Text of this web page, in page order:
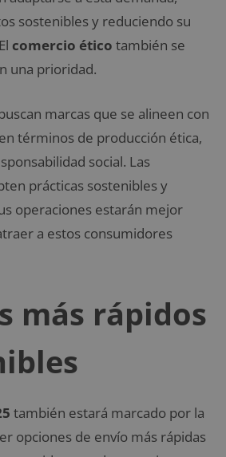
sostenibles y reduciendo su
comercio ético también se
una prioridad.
marcas que se alineen con
términos de producción ética,
social. Las
prácticas sostenibles y
operaciones estarán mejor
a estos consumidores
más rápidos
también estará marcado por la
opciones de envío más rápidas